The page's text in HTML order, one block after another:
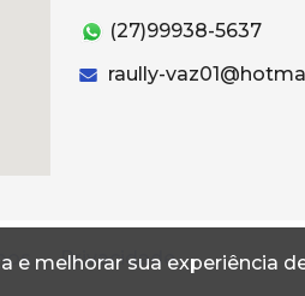
e melhorar sua experiência
(27)99938-5637
raully-
Privacidade